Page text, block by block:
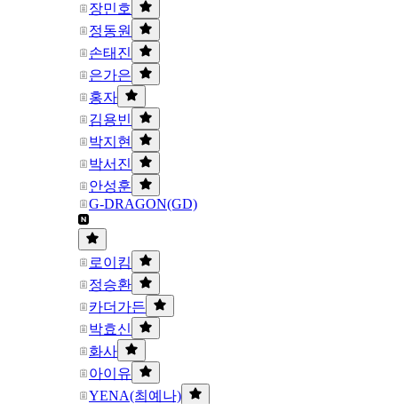
장민호
정동원
손태진
은가은
홍자
김용빈
박지현
박서진
안성훈
G-DRAGON(GD)
로이킴
정승환
카더가든
박효신
화사
아이유
YENA(최예나)